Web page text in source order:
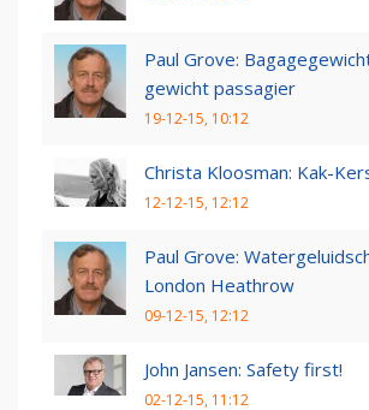
Paul Grove:
gewicht passagier
19-12-15, 10:12
Christa Kloosman: Kak-
12-12-15, 12:12
Paul Grove:
London Heathrow
09-12-15, 12:12
John Jansen: Safety first!
02-12-15, 11:12